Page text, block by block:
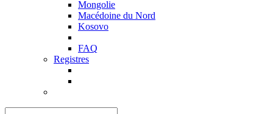
Mongolie
Macédoine du Nord
Kosovo
FAQ
Registres